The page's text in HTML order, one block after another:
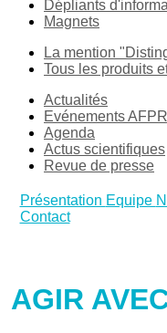
Dépliants
Magnets
La mention
Tous les produits
Actualités
Evénements
Agenda
Actus scientifiques
Revue de presse
Présentation Equipe
Contact
AGIR